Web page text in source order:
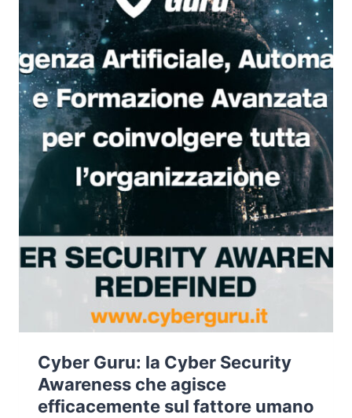
LA
PANDEMIA
COVID-
19
Cyber Guru: la Cyber Security
Awareness che agisce
efficacemente sul fattore umano